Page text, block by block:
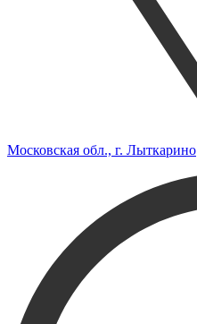
Московская обл., г. Лыткарино